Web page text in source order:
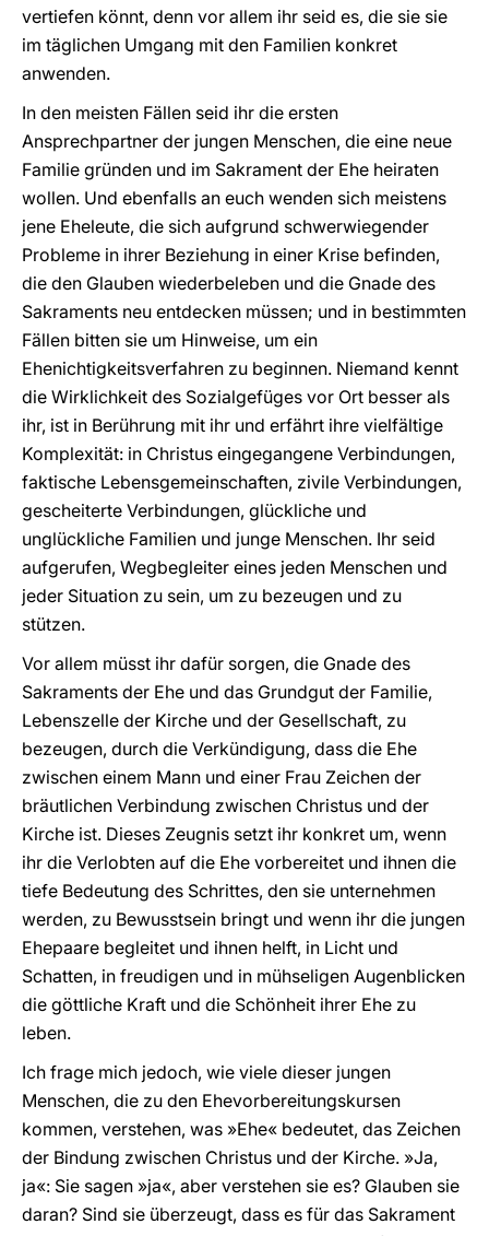
vertiefen könnt, denn vor allem ihr seid es, die sie sie
im täglichen Umgang mit den Familien konkret
anwenden.
In den meisten Fällen seid ihr die ersten
Ansprechpartner der jungen Menschen, die eine neue
Familie gründen und im Sakrament der Ehe heiraten
wollen. Und ebenfalls an euch wenden sich meistens
jene Eheleute, die sich aufgrund schwerwiegender
Probleme in ihrer Beziehung in einer Krise befinden,
die den Glauben wiederbeleben und die Gnade des
Sakraments neu entdecken müssen; und in bestimmten
Fällen bitten sie um Hinweise, um ein
Ehenichtigkeitsverfahren zu beginnen. Niemand kennt
die Wirklichkeit des Sozialgefüges vor Ort besser als
ihr, ist in Berührung mit ihr und erfährt ihre vielfältige
Komplexität: in Christus eingegangene Verbindungen,
faktische Lebensgemeinschaften, zivile Verbindungen,
gescheiterte Verbindungen, glückliche und
unglückliche Familien und junge Menschen. Ihr seid
aufgerufen, Wegbegleiter eines jeden Menschen und
jeder Situation zu sein, um zu bezeugen und zu
stützen.
Vor allem müsst ihr dafür sorgen, die Gnade des
Sakraments der Ehe und das Grundgut der Familie,
Lebenszelle der Kirche und der Gesellschaft, zu
bezeugen, durch die Verkündigung, dass die Ehe
zwischen einem Mann und einer Frau Zeichen der
bräutlichen Verbindung zwischen Christus und der
Kirche ist. Dieses Zeugnis setzt ihr konkret um, wenn
ihr die Verlobten auf die Ehe vorbereitet und ihnen die
tiefe Bedeutung des Schrittes, den sie unternehmen
werden, zu Bewusstsein bringt und wenn ihr die jungen
Ehepaare begleitet und ihnen helft, in Licht und
Schatten, in freudigen und in mühseligen Augenblicken
die göttliche Kraft und die Schönheit ihrer Ehe zu
leben.
Ich frage mich jedoch, wie viele dieser jungen
Menschen, die zu den Ehevorbereitungskursen
kommen, verstehen, was »Ehe« bedeutet, das Zeichen
der Bindung zwischen Christus und der Kirche. »Ja,
ja«: Sie sagen »ja«, aber verstehen sie es? Glauben sie
daran? Sind sie überzeugt, dass es für das Sakrament